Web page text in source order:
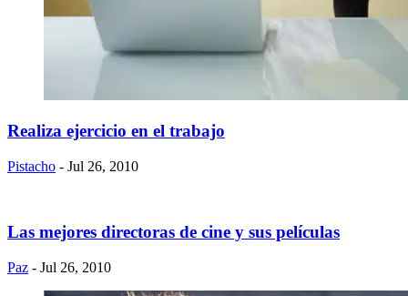
Realiza ejercicio en el trabajo
Pistacho - Jul 26, 2010
Las mejores directoras de cine y sus películas
Paz - Jul 26, 2010